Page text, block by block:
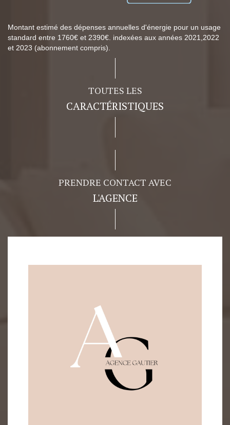
Montant estimé des dépenses annuelles d'énergie pour un usage
standard entre 1760€ et 2390€. indexées aux années 2021,2022
et 2023 (abonnement compris).
TOUTES LES
CARACTÉRISTIQUES
PRENDRE CONTACT AVEC
L'AGENCE